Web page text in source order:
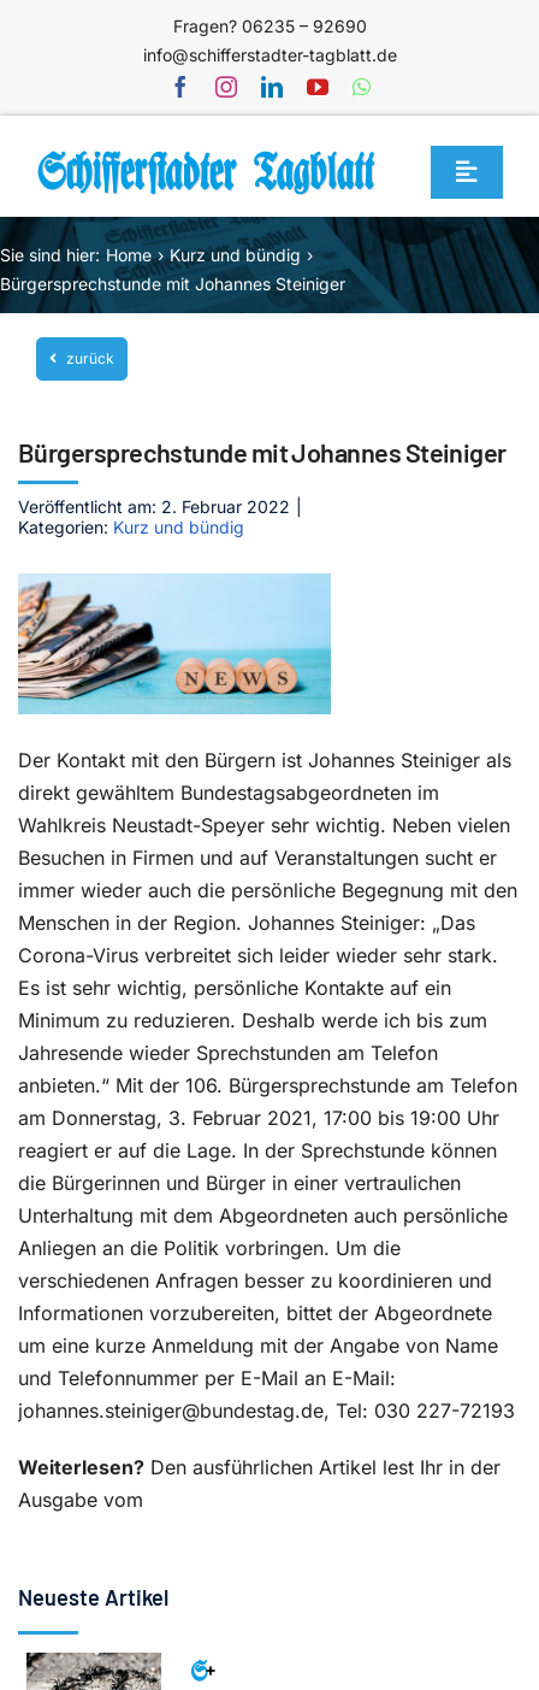
Fragen? 06235 – 92690
info@schifferstadter-tagblatt.de
Toggle
Home
Themen
Blog
Unternehmen
Mediathek
Jetzt abonnieren
Kontakt
Sie sind hier: Home
Kurz und bündig
Bürgersprechstunde mit Johannes Steiniger
zurück
Bürgersprechstunde mit Johannes Steiniger
Veröffentlicht am: 2. Februar 2022
Kategorien: Kurz und bündig
Der Kontakt mit den Bürgern ist Johannes Steiniger als
direkt gewähltem Bundestagsabgeordneten im
Wahlkreis Neustadt-Speyer sehr wichtig. Neben vielen
Besuchen in Firmen und auf Veranstaltungen sucht er
immer wieder auch die persönliche Begegnung mit den
Menschen in der Region. Johannes Steiniger: „Das
Corona-Virus verbreitet sich leider wieder sehr stark.
Es ist sehr wichtig, persönliche Kontakte auf ein
Minimum zu reduzieren. Deshalb werde ich bis zum
Jahresende wieder Sprechstunden am Telefon
anbieten.“ Mit der 106. Bürgersprechstunde am Telefon
am Donnerstag, 3. Februar 2021, 17:00 bis 19:00 Uhr
reagiert er auf die Lage. In der Sprechstunde können
die Bürgerinnen und Bürger in einer vertraulichen
Unterhaltung mit dem Abgeordneten auch persönliche
Anliegen an die Politik vorbringen. Um die
verschiedenen Anfragen besser zu koordinieren und
Informationen vorzubereiten, bittet der Abgeordnete
um eine kurze Anmeldung mit der Angabe von Name
und Telefonnummer per E-Mail an E-Mail:
johannes.steiniger@bundestag.de, Tel: 030 227-72193
Weiterlesen? Den ausführlichen Artikel lest Ihr in der
Ausgabe vom
Neueste Artikel